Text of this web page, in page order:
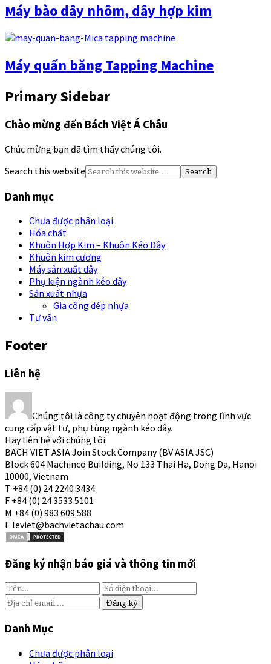
Máy bào dây nhôm, dây hợp kim
Máy quấn băng Tapping Machine
Primary Sidebar
Chào mừng đến Bách Việt Á Châu
Chúc mừng bạn đã tìm thấy chúng tôi.
Search this website
Danh mục
Chưa được phân loại
Hóa chất
Khuôn Hợp Kim – Khuôn Kéo Dây
Khuôn kim cương
Máy sản xuất dây
Phụ kiện ngành kéo dây
Sản xuất nhựa
Gia công dép nhựa
Tư vấn
Footer
Liên hệ
Chúng tôi là công ty chuyên hoạt động trong lĩnh vực
cung cấp vật tư, phụ tùng ngành kéo dây.
Hãy liên hệ với chúng tôi:
BACH VIET ASIA Join Stock Company (BV ASIA JSC)
Block 604 Machinco Building, No 133 Thai Ha, Dong Da, Hanoi
10000, Vietnam
T +84 (0) 24 2240 3434
F +84 (0) 24 3533 5101
M +84 (0) 983 609 588
E leviet@bachvietachau.com
Đăng ký nhận báo giá và thông tin mới
Danh Mục
Chưa được phân loại